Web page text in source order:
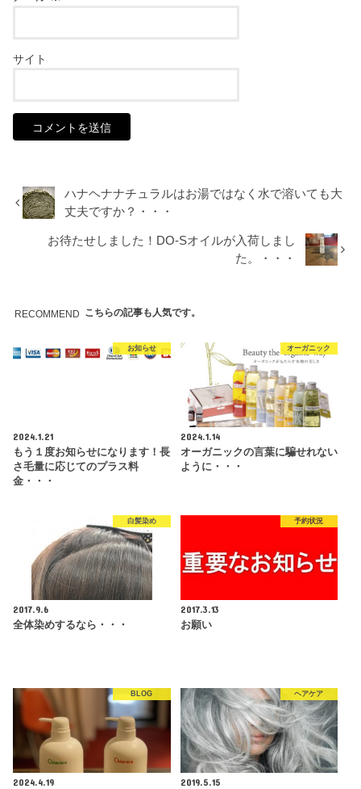
サイト
ハナヘナナチュラルはお湯ではなく水で溶いても大
丈夫ですか？・・・
お待たせしました！DO-Sオイルが入荷しまし
た。・・・
RECOMMEND こちらの記事も人気です。
お知らせ
2024.1.21
もう１度お知らせになります！長
さ毛量に応じてのプラス料
金・・・
オーガニック
2024.1.14
オーガニックの言葉に騙せれない
ように・・・
白髪染め
2017.9.6
全体染めするなら・・・
予約状況
2017.3.13
お願い
BLOG
2024.4.19
ヘアケア
2019.5.15